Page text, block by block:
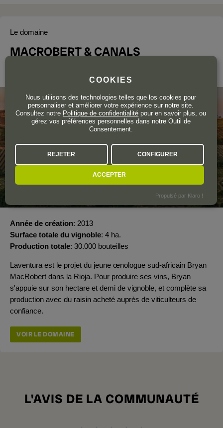
Le domaine
MACROBERT & CANALS
Année de création 2013
Surface totale du vignoble 4 ha.
Production totale 30.000 bouteilles
Laventura est le projet du jeune œnologue sud-africain Bryan
MacRobert dans la Rioja. Pour produire ses vins, Bryan
s'appuie sur son hectare et demi de vignoble, et complète sa
production avec du raisin acheté auprès de viticulteurs de
confiance.
VOIR LE DOMAINE
L'AVIS DE LA COMMUNAUTÉ
COOKIES
Nous utilisons des technologies telles que los cookies pour
personnaliser et améliorer votre expérience sur notre site.
Consultez notre Politique de confidentialité pour en savoir plus, ou
gérez vos préférences personnelles dans notre Outil de
Consentement.
REJETER CONFIGURER
ACCEPTER
Propulsé par Klaro !